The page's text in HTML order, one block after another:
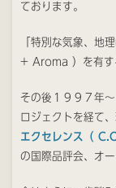
ております。
「特別な気象、地
+ Aroma ）を有す
その後１９９７年
ロジェクトを経て
エクセレンス（
の国際品評会、オ